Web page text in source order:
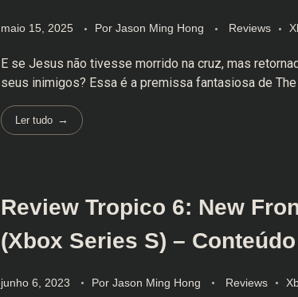
maio 15, 2025 Por Jason Ming Hong Reviews
E se Jesus não tivesse morrido na cruz, mas
seus inimigos? Essa é a premissa fantasiosa de The
Ler tudo
Review Tropico 6: New
(Xbox Series S) –
junho 6, 2023 Por Jason Ming Hong Reviews